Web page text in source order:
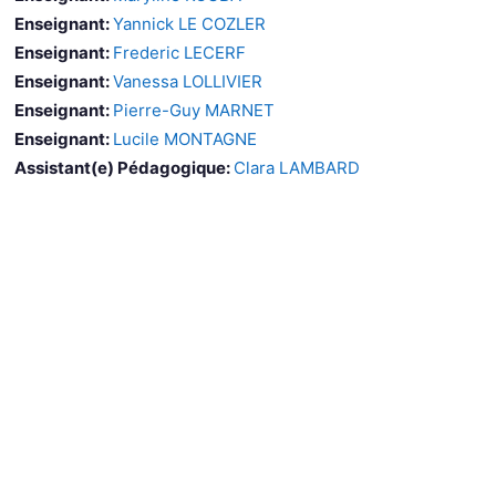
Enseignant:Yannick LE COZLER
Enseignant: Frederic LECERF
Enseignant:Vanessa LOLLIVIER
Enseignant: Pierre-Guy MARNET
Enseignant: Lucile MONTAGNE
Assistant(e) Pédagogique: Clara LAMBARD